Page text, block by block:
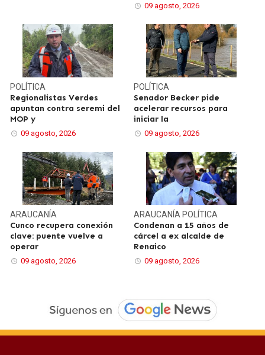
09 agosto, 2026
POLÍTICA
Regionalistas Verdes
apuntan contra seremi del
MOP y
09 agosto, 2026
POLÍTICA
Senador Becker pide
acelerar recursos para
iniciar la
09 agosto, 2026
ARAUCANÍA
Cunco recupera conexión
clave: puente vuelve a
operar
09 agosto, 2026
ARAUCANÍA POLÍTICA
Condenan a 15 años de
cárcel a ex alcalde de
Renaico
09 agosto, 2026